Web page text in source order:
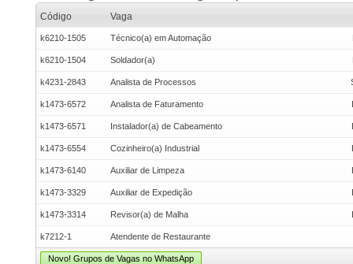
Código Vaga
k6210-1505 Técnico(a) em Automação
k6210-1504 Soldador(a)
k4231-2843 Analista de Processos
k1473-6572 Analista de Faturamento
k1473-6571 Instalador(a) de Cabeamento
k1473-6554 Cozinheiro(a) Industrial
k1473-6140 Auxiliar de Limpeza
k1473-3329 Auxiliar de Expedição
k1473-3314 Revisor(a) de Malha
k7212-1 Atendente de Restaurante
Novo! Grupos de Vagas no WhatsApp